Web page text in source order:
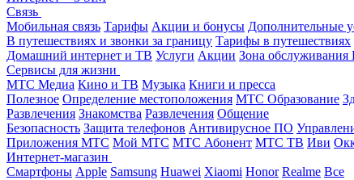
Связь
Мобильная связь Тарифы Акции и бонусы Дополнительные
В путешествиях и звонки за границу Тарифы в путешествиях
Домашний интернет и ТВ Услуги Акции Зона обслуживания
Сервисы для жизни
МТС Медиа Кино и ТВ Музыка Книги и пресса
Полезное Определение местоположения МТС Образование
Развлечения Знакомства Развлечения Общение
Безопасность Защита телефонов Антивирусное ПО
Приложения МТС Мой МТС МТС Абонент МТС ТВ Иви
Интернет-магазин
Смартфоны Apple Samsung Huawei Xiaomi Honor Realme Все